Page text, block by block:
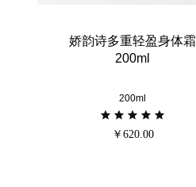
娇韵诗多重轻盈身体霜
200ml
200ml
￥620.00